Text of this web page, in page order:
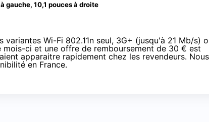
gauche, 10,1 pouces à droite
Wi-Fi 802.11n seul, 3G+ (jusqu'à 21 Mb/s)
mois-ci et une offre de remboursement de 30 € est
apparaitre rapidement chez les revendeurs. Nous
en France.